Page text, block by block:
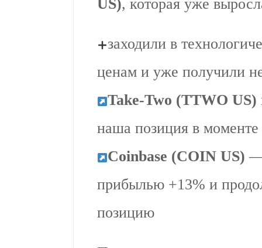
US), которая уже
заходили в
ценам и уже получили
Take-Two (TTWO US)
наша позиция в моменте
Coinbase (COIN US) —
прибылью +13% и
позицию